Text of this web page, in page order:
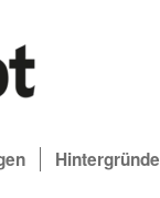
Hintergründe